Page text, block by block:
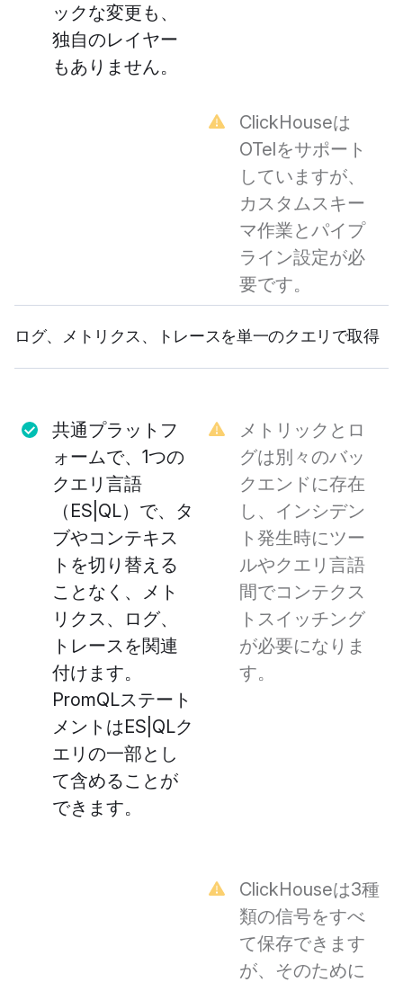
ックな変更も、
独自のレイヤー
もありません。
ClickHouseは
OTelをサポート
していますが、
カスタムスキー
マ作業とパイプ
ライン設定が必
要です。
ログ、メトリクス、トレースを単一のクエリで取得
共通プラットフ
ォームで、1つの
クエリ言語
（ES|QL）で、タ
ブやコンテキス
トを切り替える
ことなく、メト
リクス、ログ、
トレースを関連
付けます。
PromQLステート
メントはES|QLク
エリの一部とし
て含めることが
できます。
メトリックとロ
グは別々のバッ
クエンドに存在
し、インシデン
ト発生時にツー
ルやクエリ言語
間でコンテクス
トスイッチング
が必要になりま
す。
ClickHouseは3種
類の信号をすべ
て保存できます
が、そのために